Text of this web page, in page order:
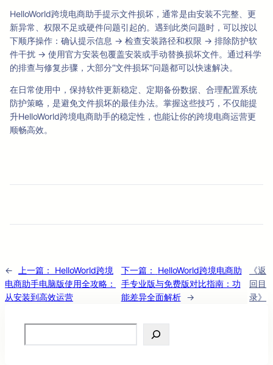
HelloWorld跨境电商助手提示文件损坏，通常是由安装不完整、更
新异常、权限不足或硬件问题引起的。遇到此类问题时，可以按以
下顺序操作：确认提示信息 → 检查安装路径和权限 → 排除防护软
件干扰 → 使用官方安装包覆盖安装或手动替换损坏文件。通过科学
的排查与修复步骤，大部分“文件损坏”问题都可以快速解决。
在日常使用中，保持软件更新稳定、定期备份数据、合理配置系统
防护策略，是避免文件损坏的最佳办法。掌握这些技巧，不仅能提
升HelloWorld跨境电商助手的稳定性，也能让你的跨境电商运营更
顺畅高效。
← 上一篇：
HelloWorld跨境
电商助手电脑版使用全攻略：
从安装到高效运营
下一篇：
HelloWorld跨境电商助
手专业版与免费版对比指南：功
能差异全面解析
→
《返
回目
录》